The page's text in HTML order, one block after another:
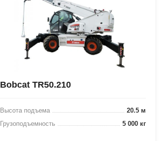
Bobcat TR50.210
Высота подъема
20.5 м
Грузоподъемность
5 000 кг